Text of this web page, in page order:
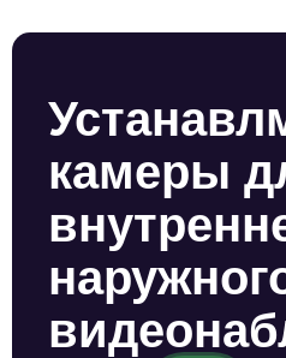
камеры